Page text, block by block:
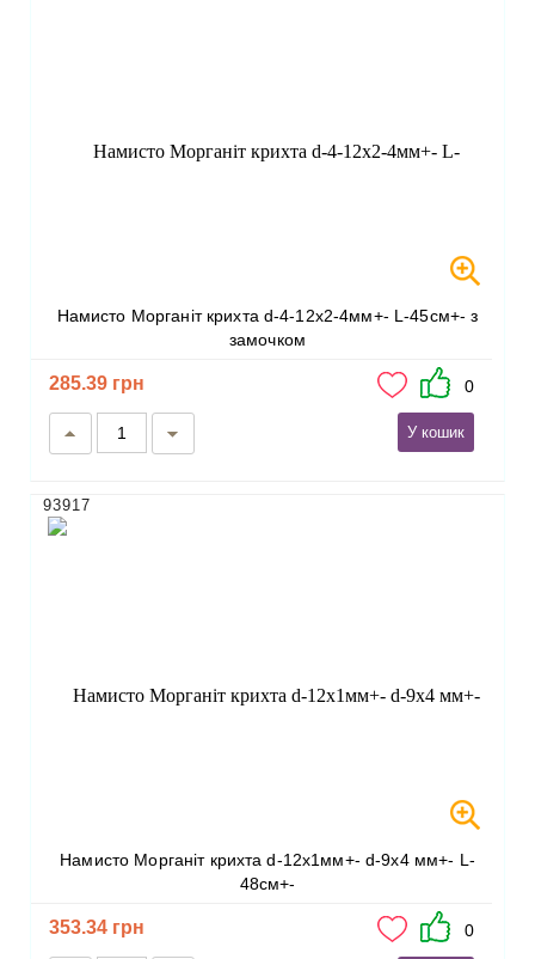
Намисто Морганіт крихта d-4-12х2-4мм+- L-45см+- з
замочком
285.39 грн 0
У кошик
Намисто Морганіт крихта d-12х1мм+- d-9х4 мм+- L-
48см+-
93917
353.34 грн 0